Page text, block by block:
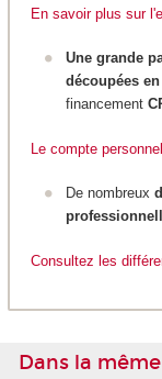
En savoir plus sur
Une grande
découpées
financement
Le compte
De nombreux
Consultez les
Dans la